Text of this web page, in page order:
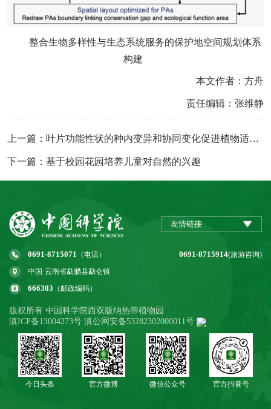
整合生物多样性与生态系统服务的保护地空间规划体系
构建
本文作者：方舟
责任编辑：张维静
上一篇：叶片功能性状的种内变异和协同变化促进植物适应复杂生境
下一篇：基于校园花园培养儿童对自然的兴趣
友情链接
0691-8715071 （电话） 0691-8715914(旅游咨询)
中国·云南省勐腊县勐仑镇
666303 （邮政编码）
版权所有 中国科学院西双版纳热带植物园
滇ICP备13004273号 滇公网安备53282302000011号
今日头条 官方微博 微信公众号 官方抖音号